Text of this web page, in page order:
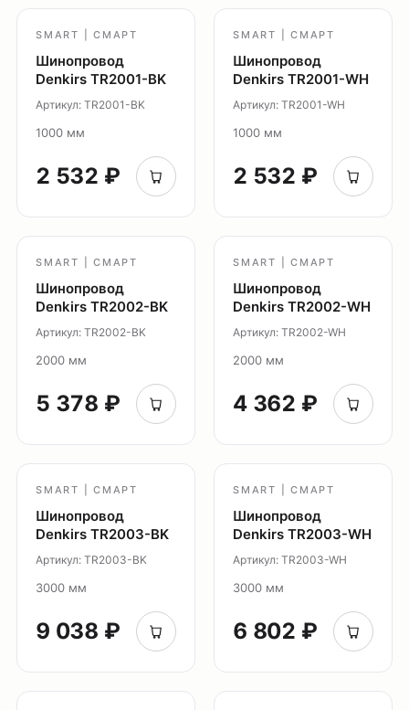
SMART | СМАРТ
Шинопровод
Denkirs TR2001-BK
Артикул: TR2001-BK
1000 мм
2 532 ₽
SMART | СМАРТ
Шинопровод
Denkirs TR2001-WH
Артикул: TR2001-WH
1000 мм
2 532 ₽
SMART | СМАРТ
Шинопровод
Denkirs TR2002-BK
Артикул: TR2002-BK
2000 мм
5 378 ₽
SMART | СМАРТ
Шинопровод
Denkirs TR2002-WH
Артикул: TR2002-WH
2000 мм
4 362 ₽
SMART | СМАРТ
Шинопровод
Denkirs TR2003-BK
Артикул: TR2003-BK
3000 мм
9 038 ₽
SMART | СМАРТ
Шинопровод
Denkirs TR2003-WH
Артикул: TR2003-WH
3000 мм
6 802 ₽
Трековые системы
Потолочные накладные
Потолочные подвесные
Точечные светильники
Настенные светильники
Уличное освещение
Демооборудование
О продуктах
Система Belty
Доставка
Оплата
Поддержка
Уличное освещение